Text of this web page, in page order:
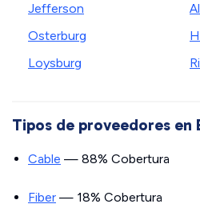
Jefferson
Osterburg
Loysburg
Tipos de proveedores en
Cable — 88% Cobertura
Fiber — 18% Cobertura